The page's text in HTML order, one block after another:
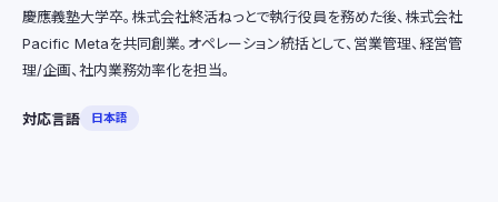
慶應義塾大学卒。株式会社終活ねっとで執行役員を務めた後、株式会社
Pacific Metaを共同創業。オペレーション統括として、営業管理、経営管
理/企画、社内業務効率化を担当。
対応言語 日本語